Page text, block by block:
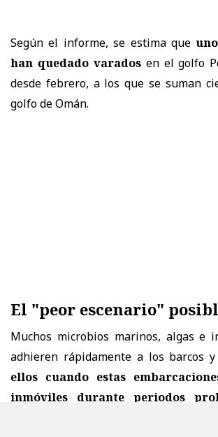
Según el informe, se estima que
han quedado varadosen el golfo
desde febrero, a los que se suman
golfo de Omán.
El "peor escenario"
Muchos microbios marinos, algas e
adhieren rápidamente a los barcos
ellos cuando estas
inmóviles durante periodos